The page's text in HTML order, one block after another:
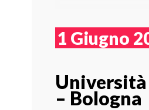
1 Giugno
– Bologna